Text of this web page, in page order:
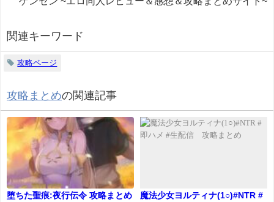
関連キーワード
攻略ページ
攻略まとめの関連記事
堕ちた聖痕:夜行伝令 攻略まとめ
魔法少女ヨルティナ(1○)#NTR #